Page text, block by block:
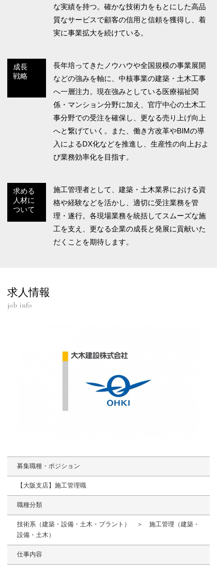
な実績を持つ。確かな技術力をもとにした高品
質なサービスで顧客の信用と信頼を獲得し、着
実に事業拡大を続けている。
成長
戦略
長年培ってきたノウハウや全国規模の事業展開
などの強みを軸に、中核事業の建築・土木工事
へ一層注力。現在強みとしている医療福祉関
係・マンション分野に加え、官庁中心の土木工
事分野での受注を確保し、更なる売り上げ向上
へと繋げていく。また、働き方改革やBIMの導
入によるDX化などを推進し、生産性の向上およ
び業務効率化を目指す。
求める
人材に
ついて
施工管理者として、建築・土木業界における資
格や経験などを活かし、適切に受注業務を管
理・遂行。各現場業務を統括してスムーズな施
工を支え、更なる企業の成長と発展に貢献いた
だくことを期待します。
求人情報
job info
募集職種・ポジション
【大阪支店】施工管理職
職種分類
技術系（建築・設備・土木・プラント） ＞ 施工管理（建築・
設備・土木）
仕事内容